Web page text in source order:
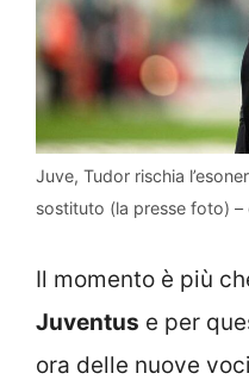
Juve, Tudor rischia
sostituto (la presse foto)
Il momento è più
Juventus e per
ora delle nuove